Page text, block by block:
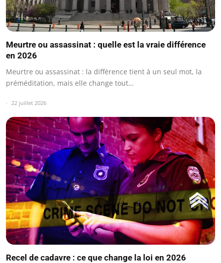
Meurtre ou assassinat : quelle est la vraie différence
en 2026
Meurtre ou assassinat : la différence tient à un seul mot, la
préméditation, mais elle change tout…
22 juillet 2026
Recel de cadavre : ce que change la loi en 2026